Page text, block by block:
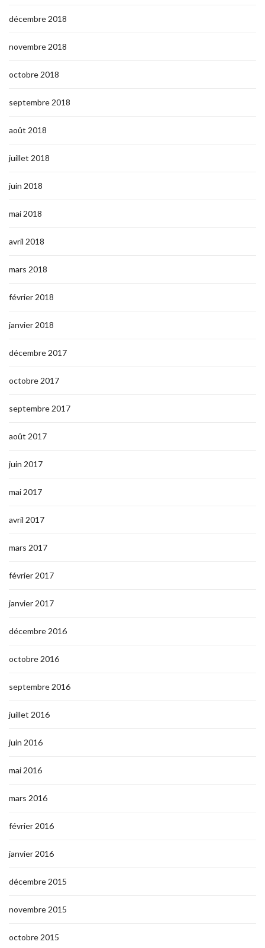
décembre 2018
novembre 2018
octobre 2018
septembre 2018
août 2018
juillet 2018
juin 2018
mai 2018
avril 2018
mars 2018
février 2018
janvier 2018
décembre 2017
octobre 2017
septembre 2017
août 2017
juin 2017
mai 2017
avril 2017
mars 2017
février 2017
janvier 2017
décembre 2016
octobre 2016
septembre 2016
juillet 2016
juin 2016
mai 2016
mars 2016
février 2016
janvier 2016
décembre 2015
novembre 2015
octobre 2015